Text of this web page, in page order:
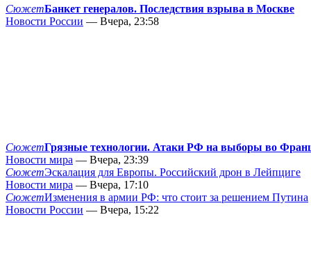
СюжетБанкет генералов. Последствия взрыва в Москве
Новости России — Вчера, 23:58
СюжетГрязные технологии. Атаки РФ на выборы во
Новости мира — Вчера, 23:39
СюжетЭскалация для Европы. Российский дрон в Лейпциге
Новости мира — Вчера, 17:10
СюжетИзменения в армии РФ: что стоит за решением Путина
Новости России — Вчера, 15:22